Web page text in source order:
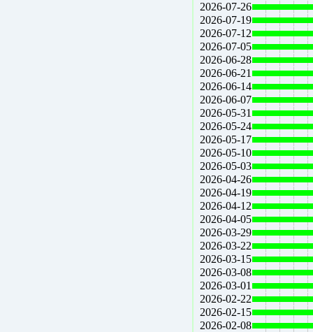
2026-07-26
2026-07-19
2026-07-12
2026-07-05
2026-06-28
2026-06-21
2026-06-14
2026-06-07
2026-05-31
2026-05-24
2026-05-17
2026-05-10
2026-05-03
2026-04-26
2026-04-19
2026-04-12
2026-04-05
2026-03-29
2026-03-22
2026-03-15
2026-03-08
2026-03-01
2026-02-22
2026-02-15
2026-02-08